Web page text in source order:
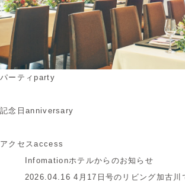
パーティparty
記念日 anniversary
アクセスaccess
Infomationホテルからのお知らせ
2026.04.16 4月17日号のリビング加古川